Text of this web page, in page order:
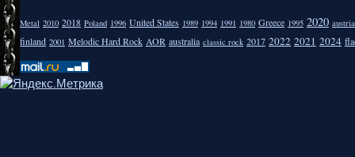
Metal 2010 2018 Poland 1996 United States 1989 1994 1991 1980 Greece 1995 2020 austria
finland 2001 Melodic Hard Rock AOR australia classic rock 2017 2022 2021 2024